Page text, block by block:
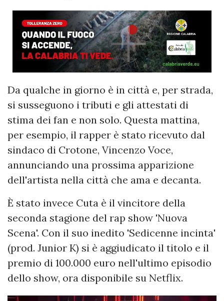
Da qualche in giorno è in città e, per strada,
si susseguono i tributi e gli attestati di
stima dei fan e non solo. Questa mattina,
per esempio, il rapper è stato ricevuto dal
sindaco di Crotone, Vincenzo Voce,
annunciando una prossima apparizione
dell'artista nella città che ama e decanta.
È stato invece Cuta è il vincitore della
seconda stagione del rap show 'Nuova
Scena'. Con il suo inedito 'Sedicenne incinta'
(prod. Junior K) si è aggiudicato il titolo e il
premio di 100.000 euro nell'ultimo episodio
dello show, ora disponibile su Netflix.